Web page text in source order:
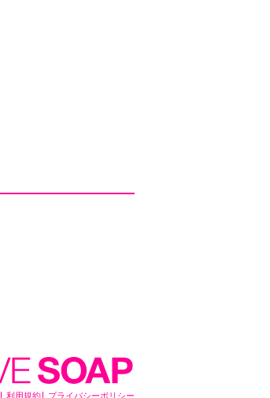
利用規約 プライバシーポリシー